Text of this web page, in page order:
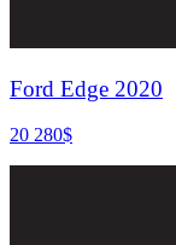
Ford Edge 2020
20 280$